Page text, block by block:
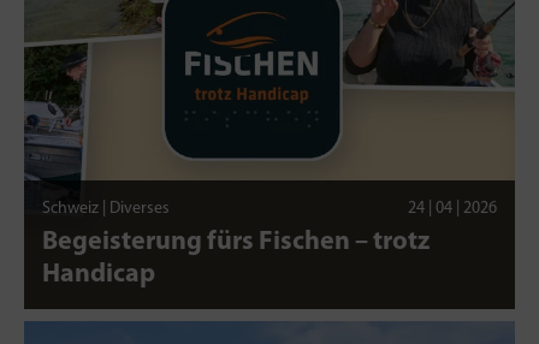
Schweiz | Diverses 24 | 04 | 2026
Begeisterung fürs Fischen – trotz
Handicap